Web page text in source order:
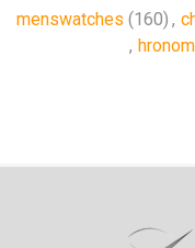
menswatches (160) ,
,